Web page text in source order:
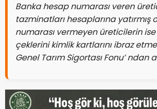
Banka hesap numarası veren
tazminatları hesaplarına yatırmış
numarası vermeyen üreticilerin
çeklerini kimlik kartlarını ibraz
Genel Tarım Sigortası Fonu’